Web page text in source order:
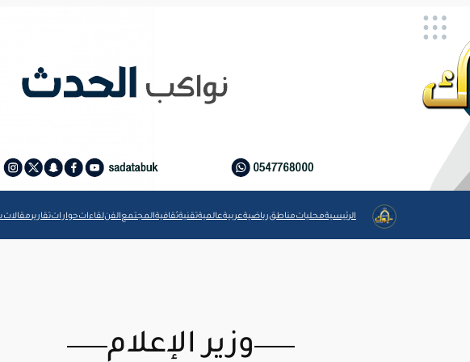
الرئيسيةمحلياتمناطقرياضيةعربيةعالميةتقنيةثقافيةالمجتمعالفنلقاءاتحواراتتقاريرمقالات
وزير الإعلام